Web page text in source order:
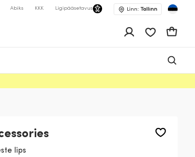
Abiks KKK Ligipääsetavus Linn: Tallinn
lips